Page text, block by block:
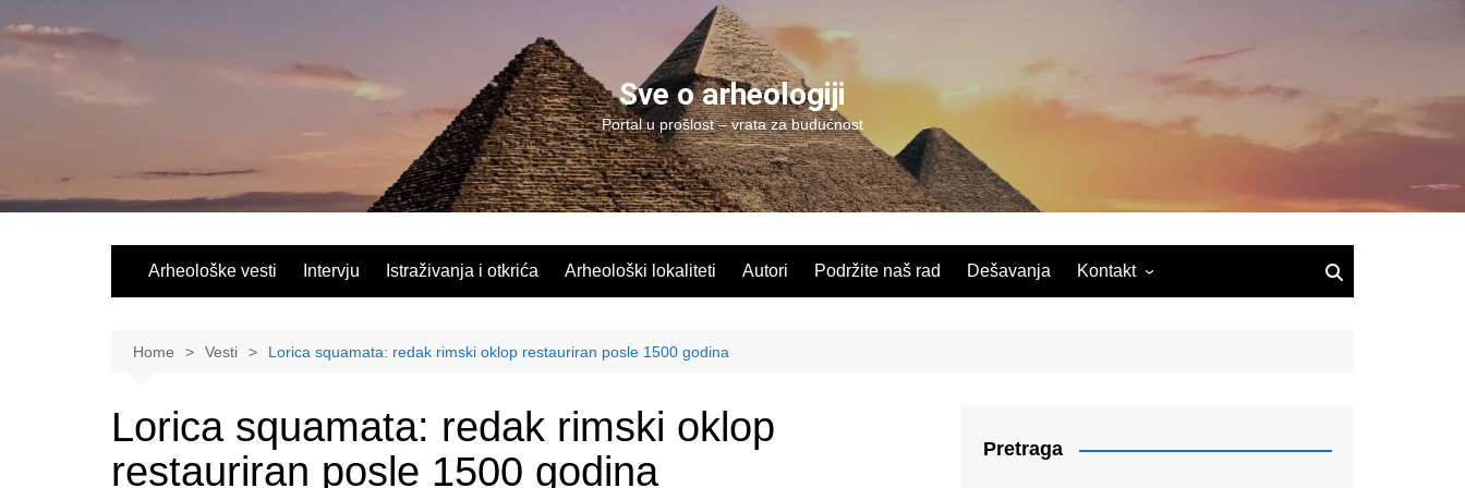
Sve o arheologiji
Portal u prošlost – vrata za budućnost
Arheološke vesti Intervju Istraživanja i otkrića Arheološki lokaliteti Autori Podržite naš rad Dešavanja Kontakt
Home Vesti Lorica squamata: redak rimski oklop restauriran posle 1500 godina
Lorica squamata: redak rimski oklop
restauriran posle 1500 godina
Pretraga